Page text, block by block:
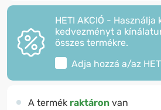
HETI AKCIÓ - Használja
kedvezményt a
összes termékre.
Adja hozzá a/az
A termék raktáron van